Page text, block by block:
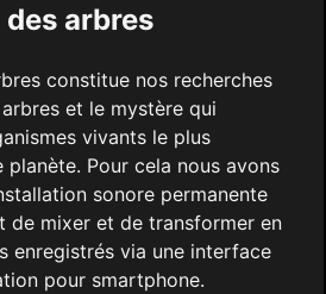
arbres
constitue nos recherches
et le mystère qui
vivants le plus
Pour cela nous avons
sonore permanente
de mixer et de transformer en
enregistrés via une interface
pour smartphone.